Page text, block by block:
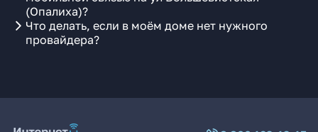
(Опалиха)?
Что делать, если в моём доме нет нужного
провайдера?